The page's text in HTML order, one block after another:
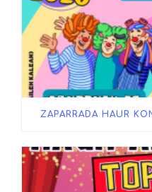
ZAPARRADA HAUR